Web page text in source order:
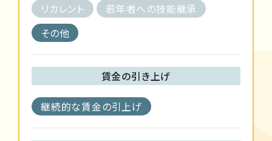
リカレント
若年者への技能継承
その他
賃金の引き上げ
継続的な賃金の引上げ